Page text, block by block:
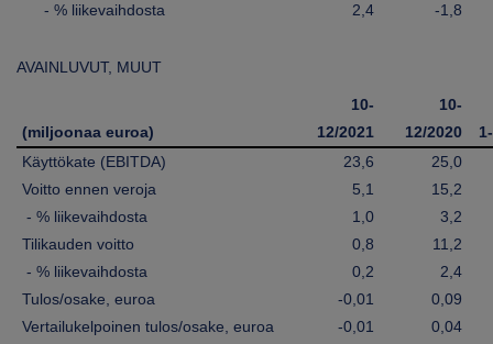
- % liikevaihdosta
2,4 -1,8
AVAINLUVUT, MUUT
(miljoonaa euroa)
10-
12/2021
10-
12/2020
Käyttökate (EBITDA)
23,6
25,0
Voitto ennen veroja
5,1
15,2
- % liikevaihdosta
1,0
3,2
Tilikauden voitto
0,8
11,2
- % liikevaihdosta
0,2
2,4
Tulos/osake, euroa
-0,01
0,09
Vertailukelpoinen tulos/osake, euroa
-0,01
0,04